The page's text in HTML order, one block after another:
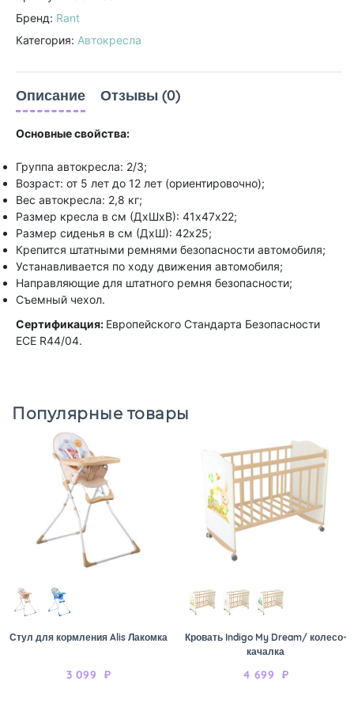
Бренд: Rant
Категория: Автокресла
Описание Отзывы (0)
Основные свойства:
Группа автокресла: 2/3;
Возраст: от 5 лет до 12 лет (ориентировочно);
Вес автокресла: 2,8 кг;
Размер кресла в см (ДхШхВ): 41х47х22;
Размер сиденья в см (ДхШ): 42х25;
Крепится штатными ремнями безопасности автомобиля;
Устанавливается по ходу движения автомобиля;
Направляющие для штатного ремня безопасности;
Съемный чехол.
Сертификация: Европейского Стандарта Безопасности
ЕCE R44/04.
Популярные товары
Стул для кормления Alis Лакомка
3 099 ₽
Кровать Indigo My Dream/ колесо-
качалка
4 699 ₽